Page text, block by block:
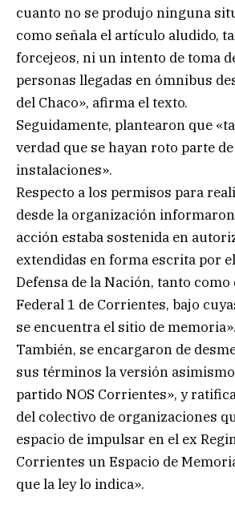
cuanto no se produjo ninguna
como señala el artículo aludido,
forcejeos, ni un intento de toma
personas llegadas en ómnibus
del Chaco», afirma el texto.
Seguidamente, plantearon que
verdad que se hayan roto parte
instalaciones».
Respecto a los permisos para
desde la organización
acción estaba sostenida en
extendidas en forma escrita por
Defensa de la Nación, tanto como
Federal 1 de Corrientes, bajo
se encuentra el sitio de memoria».
También, se encargaron de
sus términos la versión
partido NOS Corrientes», y
del colectivo de organizaciones
espacio de impulsar en el ex
Corrientes un Espacio de
que la ley lo indica».